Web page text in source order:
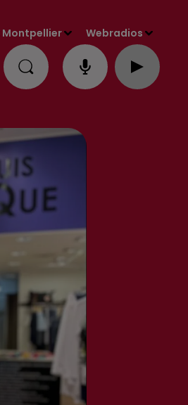
Montpellier Webradios